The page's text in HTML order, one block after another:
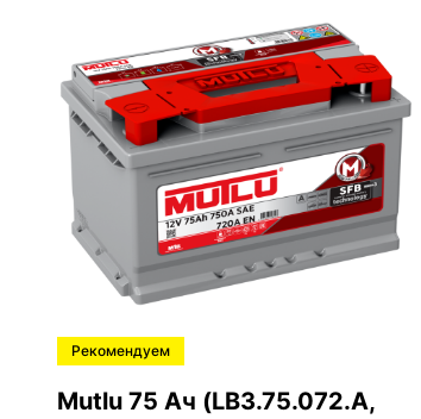
Рекомендуем
Mutlu 75 Ач (LB3.75.072.A,